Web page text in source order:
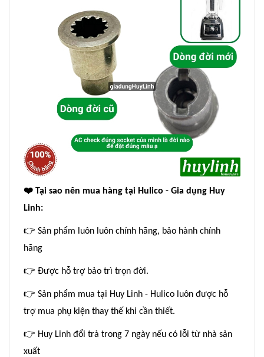
❤ ️ Tại sao nên mua hàng tại Hulico - Gia dụng Huy
Linh:
👉 Sản phẩm luôn luôn chính hãng, bảo hành chính
hãng
👉 Được hỗ trợ bảo trì trọn đời.
👉 Sản phẩm mua tại Huy Linh - Hulico luôn được hỗ
trợ mua phụ kiện thay thế khi cần thiết.
👉 Huy Linh đổi trả trong 7 ngày nếu có lỗi từ nhà sản
xuất